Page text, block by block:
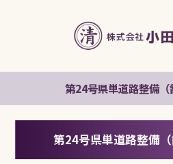
第24号県単道路整備
第24号県単道路整備